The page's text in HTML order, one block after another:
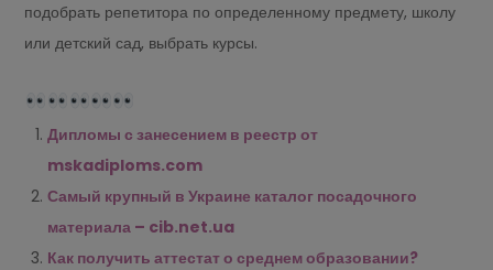
подобрать репетитора по определенному предмету, школу
или детский сад, выбрать курсы.
Дипломы с занесением в реестр от
mskadiploms.com
Самый крупный в Украине каталог посадочного
материала – cib.net.ua
Как получить аттестат о среднем образовании?